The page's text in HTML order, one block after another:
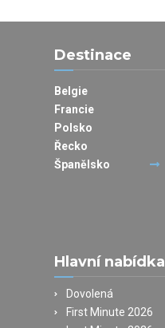
Destinace
Belgie
Francie
Polsko
Řecko
Španělsko
Hlavní nabídka
Dovolená
First Minute 2026